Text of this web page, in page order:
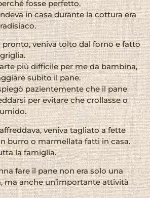
fosse perfetto.
in casa durante la cottura era
pronto, veniva tolto dal forno e fatto
più difficile per me da bambina,
subito il pane.
pazientemente che il pane
per evitare che crollasse o
veniva tagliato a fette
burro o marmellata fatti in casa.
la famiglia.
fare il pane non era solo una
ma anche un’importante attività